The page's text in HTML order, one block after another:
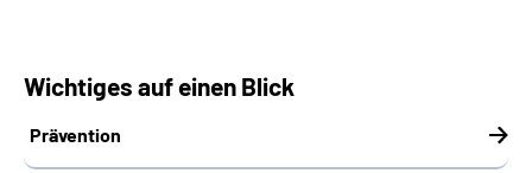
Wichtiges auf einen Blick
Prävention